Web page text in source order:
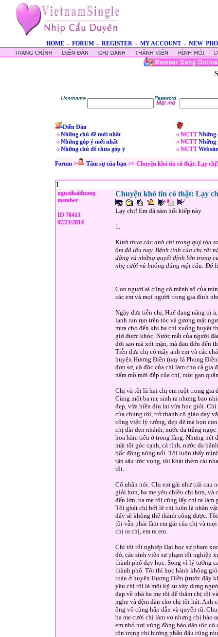
HOME - FORUM - REGISTER - MY ACCOUNT - NEW
Diễn Đàn
Những chủ đề mới nhất
Những góp ý mới nhất
Những chủ đề chưa góp ý
NCTT Những
NCTT Những
NCTT Website
Forum > Tâm sự của bạn >> Chuyện khó tin có thật: Lạy
1
nguoihaiduong
member
ID 78413
07/21/2014
Chuyện khó tin có thật: Lạy
Lạy chị! Em đã sám hối kiếp này
1.
Kính thưa các anh chị trong quý tòa
ốm đã lâu nay. Bệnh tình của chị rất
động và những quyết định lớn trong
nhẹ cười và buông đúng một câu: Đó
Con người ai cũng có mệnh số của
các em và mọi người trong gia đình
Ngày đưa tiễn chị, Huế đang nắng oi
lạnh run run trên tóc và gương mặt
mưa cho đến khi hạ chị xuống huyệt
giờ được khóc. Nước mắt của người
đời sao mà xót mặn, mà đau đớn đến
Tiễn đưa chị có mấy anh em và các
huyện Hương Điền (nay là Phong
đơn sơ, cô độc của chị làm cho cả
nấm mồ mới đắp của chị, ruột gan
Chị và tôi là hai chị em ruột trong gia
Cùng một ba mẹ sinh ra nhưng bao
đẹp, vừa hiền dịu lại vừa học giỏi.
của chúng tôi, trở thành cô giáo dạy
công việc lý tưởng, đẹp đẽ mà bọn
chị dài đen nhánh, nước da trắng
hoa hàm tiếu ở trong làng. Nhưng nét
mặt tôi góc cạnh, cá tính, nước da
bốc đồng nông nổi. Tôi luôn thấy
tận sâu ước vọng, tôi khát thèm cái
tôi.
Cổ nhân nói: Chị em gái như trái cau
giỏi hơn, ba mẹ yêu chiều chị hơn, và
đến lớn, ba mẹ tôi cũng lấy chị ra làm
Tôi ghét chị bởi lẽ chị luôn là nhân
đấy sẽ không thể thành công được.
tôi vẫn phải làm em gái của chị và
chị ra chị, em ra em.
Chị tôi tốt nghiệp Đại học sư phạm
đó, các sinh viên sư phạm tốt nghiệp
thành phố dạy học. Song vì lý tưởng
thành phố. Tôi thì học hành không
toán ở huyện Hương Điền (trước đây
yêu chị tôi là một kỹ sư xây dựng
đạp về nhà ba mẹ tôi để thăm chị tôi
nghe và đệm đàn cho chị tôi hát. Anh
ông vô cùng hấp dẫn và quyến rũ.
ba mẹ cưới chị làm vợ nhưng chị bảo
em nhỏ nơi vùng đồng bào dân tộc
tôn trọng chí hướng phấn đấu cũng